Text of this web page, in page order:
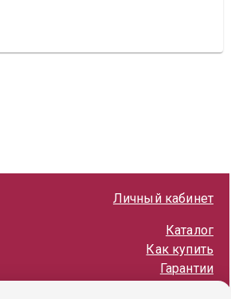
Личный кабинет
Каталог
Как купить
Гарантии